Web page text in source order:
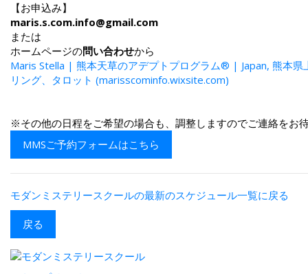
【お申込み】
maris.s.com.info@gmail.com
または
ホームページの問い合わせから
Maris Stella | 熊本天草のアデプトプログラム® | Japan, 熊本県
リング、タロット (marisscominfo.wixsite.com)
※その他の日程をご希望の場合も、調整しますのでご連絡をお
MMSご予約フォームはこちら
モダンミステリースクールの最新のスケジュール一覧に戻る
戻る